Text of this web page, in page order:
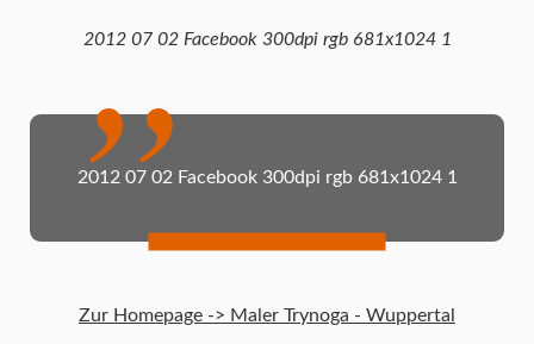
2012 07 02 Facebook 300dpi rgb 681x1024 1
2012 07 02 Facebook 300dpi rgb 681x1024 1
Zur Homepage -> Maler Trynoga - Wuppertal